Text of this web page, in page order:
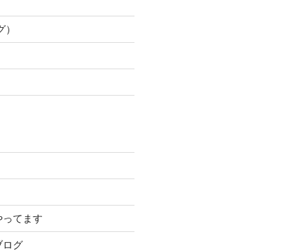
てます
グ